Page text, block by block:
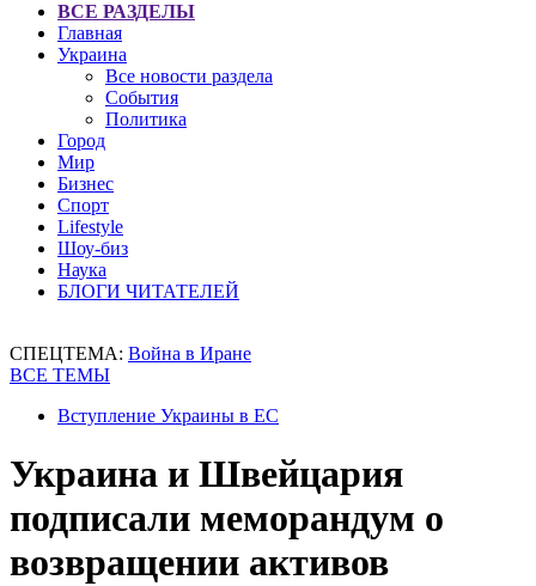
ВСЕ РАЗДЕЛЫ
Главная
Украина
Все новости раздела
События
Политика
Город
Мир
Бизнес
Спорт
Lifestyle
Шоу-биз
Наука
БЛОГИ ЧИТАТЕЛЕЙ
СПЕЦТЕМА: Война в Иране
ВСЕ ТЕМЫ
Вступление Украины в ЕС
Украина и Швейцария
подписали меморандум о
возвращении активов